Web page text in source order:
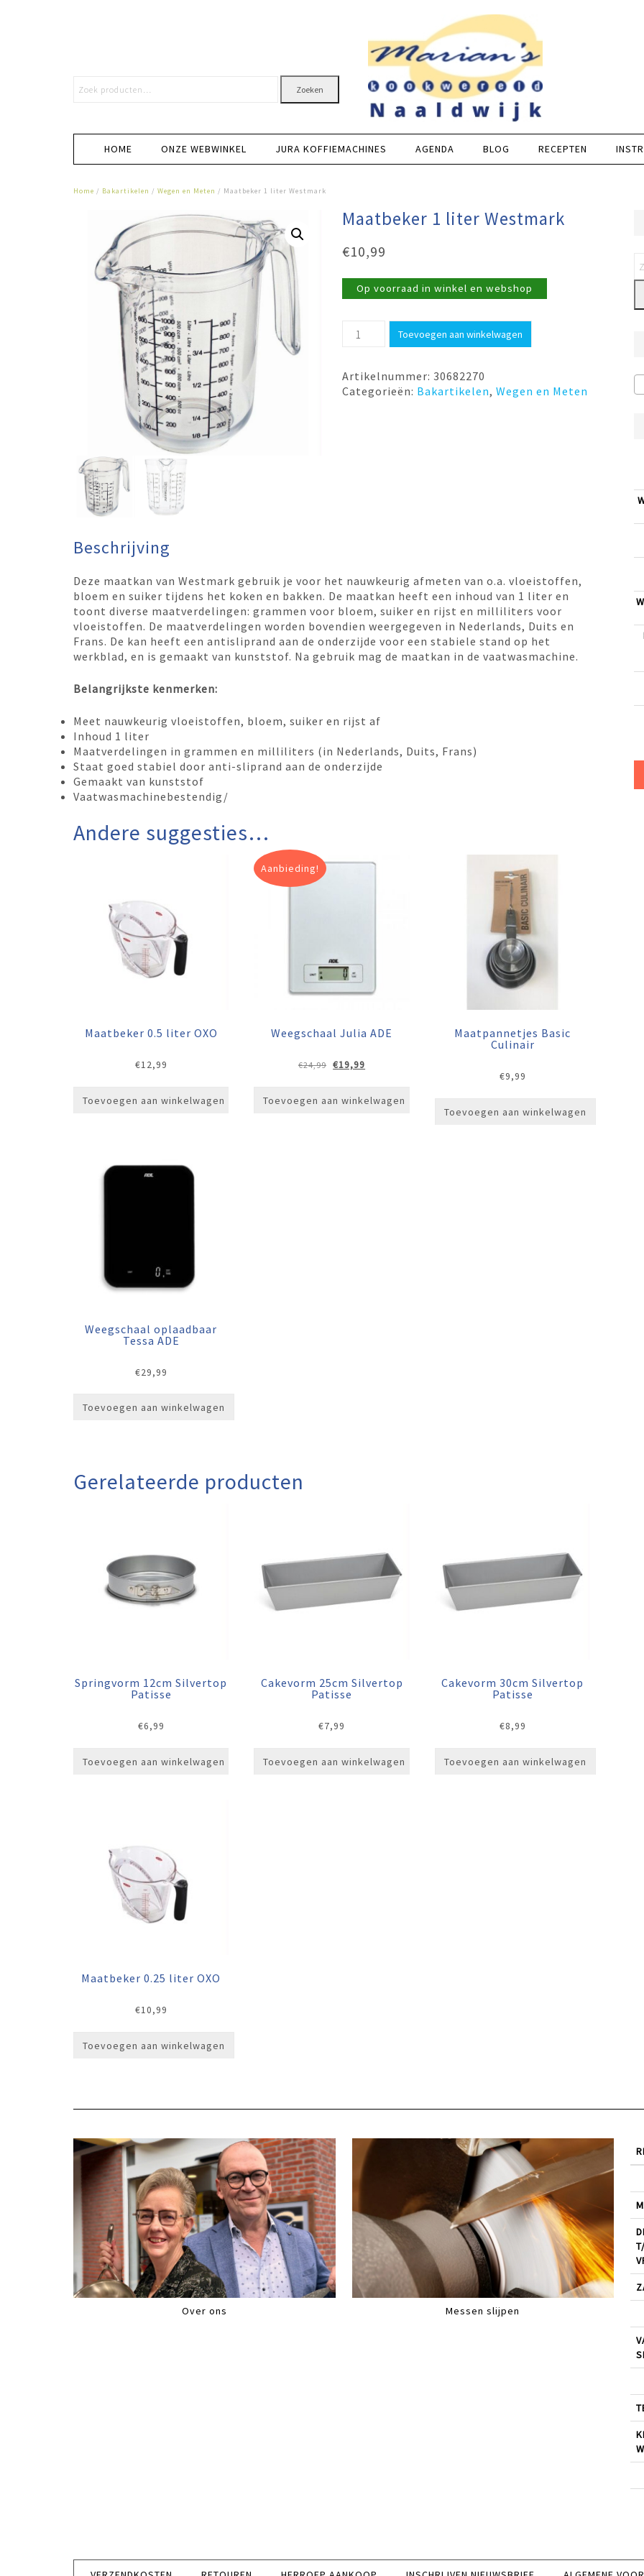
Zoeken
HOME ONZE WEBWINKEL JURA KOFFIEMACHINES AGENDA BLOG RECEPTEN
Home / Bakartikelen / Wegen en Meten / Maatbeker 1 liter Westmark
Maatbeker 1 liter Westmark
€10,99
Op voorraad in winkel en webshop
Maatbeker
Westmark
aantal
Toevoegen aan winkelwagen
Artikelnummer:30682270
Categorieën: Bakartikelen,Wegen en Meten
Beschrijving
Deze maatkan van Westmark gebruik je voor het nauwkeurig afmeten van o.a. vloeistoffen,
bloem en suiker tijdens het koken en bakken. De maatkan heeft een inhoud van 1 liter en
toont diverse maatverdelingen: grammen voor bloem, suiker en rijst en milliliters voor
vloeistoffen. De maatverdelingen worden bovendien weergegeven in Nederlands, Duits en
Frans. De kan heeft een antisliprand aan de onderzijde voor een stabiele stand op het
werkblad, en is gemaakt van kunststof. Na gebruik mag de maatkan in de vaatwasmachine.
Belangrijkste kenmerken:
Meet nauwkeurig vloeistoffen, bloem, suiker en rijst af
Inhoud 1 liter
Maatverdelingen in grammen en milliliters (in Nederlands, Duits, Frans)
Staat goed stabiel door anti-sliprand aan de onderzijde
Gemaakt van kunststof
Vaatwasmachinebestendig/
Andere suggesties…
Maatbeker 0.5 liter OXO
€12,99
Toevoegen aan winkelwagen
Aanbieding!
Weegschaal Julia ADE
€24,99 Oorspronkelijke
€24,99.
€19,99
€19,99.
Toevoegen aan winkelwagen
Maatpannetjes Basic
Culinair
€9,99
Toevoegen aan winkelwagen
Weegschaal oplaadbaar
Tessa ADE
€29,99
Toevoegen aan winkelwagen
Gerelateerde producten
Springvorm 12cm Silvertop
Patisse
€6,99
Toevoegen aan winkelwagen
Cakevorm 25cm Silvertop
Patisse
€7,99
Toevoegen aan winkelwagen
Cakevorm 30cm Silvertop
Patisse
€8,99
Toevoegen aan winkelwagen
Maatbeker 0.25 liter OXO
€10,99
Toevoegen aan winkelwagen
Over ons Messen slijpen